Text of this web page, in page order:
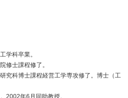
学科卒業。
修士課程修了。
究科博士課程経営工学専攻修了。博士（工
2002年6月同助教授。